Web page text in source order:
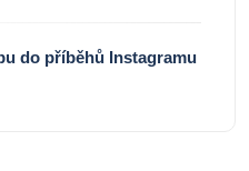
do příběhů Instagramu